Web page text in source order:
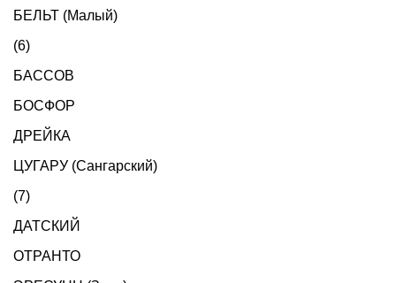
БЕЛЬТ (Малый)
(6)
БАССОВ
БОСФОР
ДРЕЙКА
ЦУГАРУ (Сангарский)
(7)
ДАТСКИЙ
ОТРАНТО